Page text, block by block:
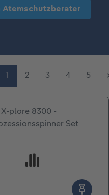
Atemschutzberater
Seite
1 Seite
2 Seite
3 Seite
4 Seite
5